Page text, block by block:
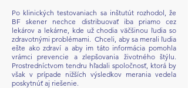
Po klinických testovaniach sa inštutút rozhodol, že
BF skener nechce distribuovať iba priamo cez
lekárov a lekárne, kde už chodia väčšinou ľudia so
zdravotnými problémami. Chceli, aby sa merali ľudia
ešte ako zdraví a aby im táto informácia pomohla
vrámci prevencie a zlepšovania životného štýlu.
Prostredníctvom tendru hľadali spoločnosť, ktorá by
však v prípade nižších výsledkov merania vedela
poskytnúť aj riešenie.